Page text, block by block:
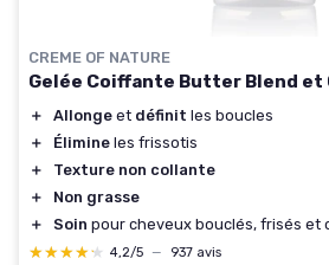
CREME OF NATURE
Gelée Coiffante Butter Blend et
＋ Allonge et définit les boucles
＋
Élimine les frissotis
＋
Texture non collante
＋
Non grasse
＋
Soin pour cheveux bouclés, frisés et
★★★★★
★★★★★ 4,2/5 — 937 avis